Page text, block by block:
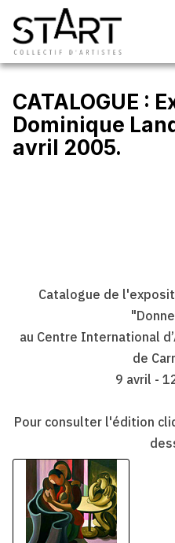
CATALOGUE :
Dominique
avril 2005.
Catalogue de
au Centre International
de
9 avril -
Pour consulter l'édition